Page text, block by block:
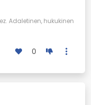
gerekiyor.
Adaletinen, hukukinen
0